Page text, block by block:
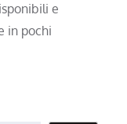
e
in pochi